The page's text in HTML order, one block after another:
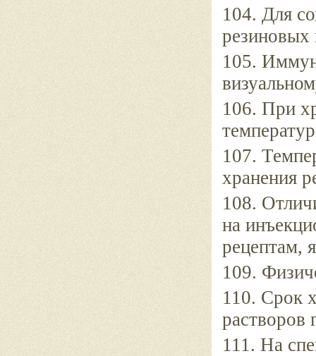
104. Для
резиновых
105.
106. При
107.
хранения
108.
на
рецептам,
109.
110. Срок
растворов
111. На